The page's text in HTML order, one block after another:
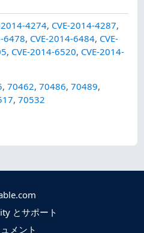
2014-4274, CVE-2014-4287,
6478, CVE-2014-6484, CVE-
, CVE-2014-6520, CVE-2014-
,70462,70486,70489,
,70532
とサポート
メント